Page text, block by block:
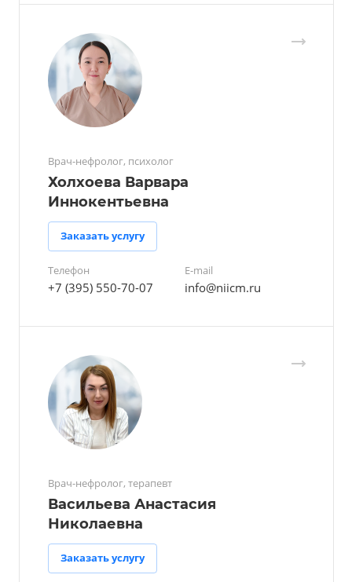
Врач-нефролог, психолог
Холхоева Варвара
Иннокентьевна
Заказать услугу
Телефон
+7 (395) 550-70-07
E-mail
info@niicm.ru
Врач-нефролог, терапевт
Васильева Анастасия
Николаевна
Заказать услугу